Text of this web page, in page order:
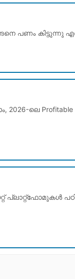
പണം കിട്ടുന്നു
ലെ Profitable
പ്ലാറ്റ്‌ഫോമുകൾ